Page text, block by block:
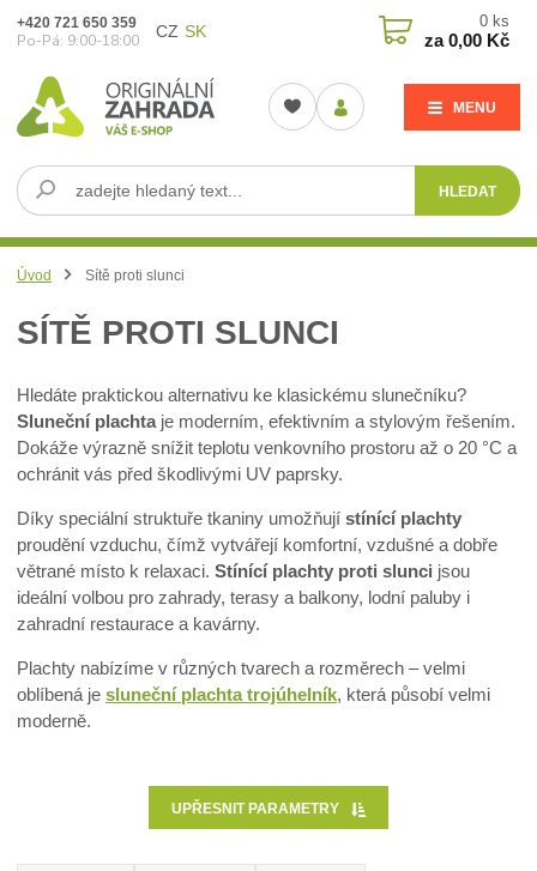
CZ SK
MENU
HLEDAT
+420 721 650 359
Po-Pá: 9:00-18:00
0 ks
za0,00 Kč
Úvod Sítě proti slunci
SÍTĚ PROTI SLUNCI
Hledáte praktickou alternativu ke klasickému slunečníku?
Sluneční plachtaje moderním, efektivním a stylovým řešením.
Dokáže výrazně snížit teplotu venkovního prostoru až o 20 °C a
ochránit vás před škodlivými UV paprsky.
Díky speciální struktuře tkaniny umožňujístínící plachty
proudění vzduchu, čímž vytvářejí komfortní, vzdušné a dobře
větrané místo k relaxaci.Stínící plachty proti slunci jsou
ideální volbou pro zahrady, terasy a balkony, lodní paluby i
zahradní restaurace a kavárny.
Plachty nabízíme v různých tvarech a rozměrech – velmi
oblíbená jesluneční plachta trojúhelník, která působí velmi
moderně.
UPŘESNIT PARAMETRY